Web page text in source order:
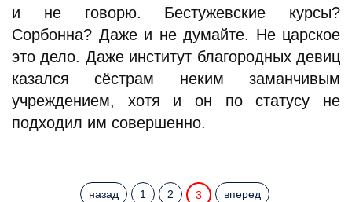
и не говорю. Бестужевские курсы?
Сорбонна? Даже и не думайте. Не царское
это дело. Даже институт благородных девиц
казался сёстрам неким заманчивым
учреждением, хотя и он по статусу не
подходил им совершенно.
назад 1 2 3 вперед